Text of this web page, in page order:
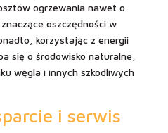
ogrzewania nawet o
oszczędności w
korzystając z energii
się o środowisko naturalne,
węgla i innych szkodliwych
i serwis